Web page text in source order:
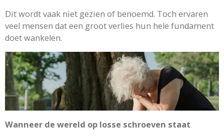
Dit wordt vaak niet gezien of benoemd. Toch ervaren
veel mensen dat een groot verlies hun hele fundament
doet wankelen.
Wanneer de wereld op losse schroeven staat